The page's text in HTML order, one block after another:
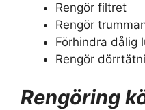
Rengör filtret
Rengör
Förhindra dålig
Rengör
Rengöring